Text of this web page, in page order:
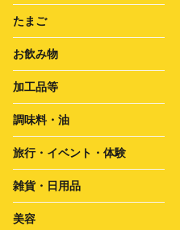
たまご
お飲み物
加工品等
調味料・油
旅行・イベント・体験
雑貨・日用品
美容